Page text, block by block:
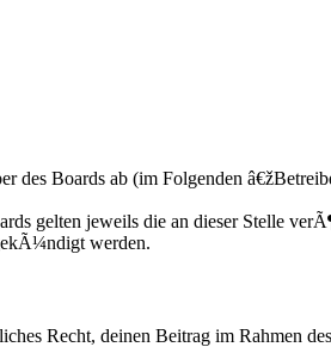
des Boards ab (im Folgenden
gelten jeweils die an dieser Stelle
werden.
Recht, deinen Beitrag im Rahmen